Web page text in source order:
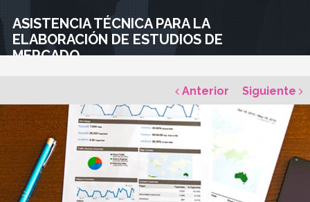
ASISTENCIA TÉCNICA PARA LA
ELABORACIÓN DE ESTUDIOS DE
MERCADO
Anterior Siguiente